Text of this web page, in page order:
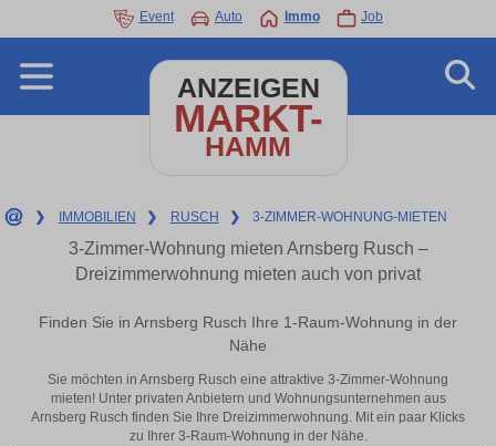
Event Auto Immo Job
ANZEIGEN
MARKT-
HAMM
❯ IMMOBILIEN ❯ RUSCH ❯ 3-ZIMMER-WOHNUNG-MIETEN
3-Zimmer-Wohnung mieten Arnsberg Rusch –
Dreizimmerwohnung mieten auch von privat
Finden Sie in Arnsberg Rusch Ihre 1-Raum-Wohnung in der
Nähe
Sie möchten in Arnsberg Rusch eine attraktive 3-Zimmer-Wohnung
mieten! Unter privaten Anbietern und Wohnungsunternehmen aus
Arnsberg Rusch finden Sie Ihre Dreizimmerwohnung. Mit ein paar Klicks
zu Ihrer 3-Raum-Wohnung in der Nähe.